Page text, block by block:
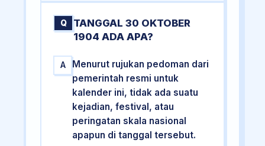
Q
TANGGAL 30 OKTOBER
1904 ADA APA?
A
Menurut rujukan pedoman dari
pemerintah resmi untuk
kalender ini, tidak ada suatu
kejadian, festival, atau
peringatan skala nasional
apapun di tanggal tersebut.